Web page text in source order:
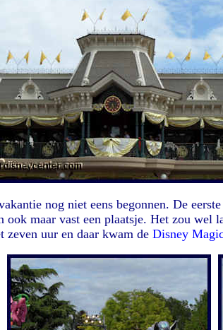
nog niet eens begonnen. De
maar vast een plaatsje. Het zou
uur en daar kwam de Disney